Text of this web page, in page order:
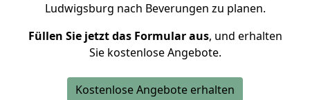
Ludwigsburg nach Beverungen zu planen.
Füllen Sie jetzt das Formular aus, und erhalten
Sie kostenlose Angebote.
Kostenlose Angebote erhalten